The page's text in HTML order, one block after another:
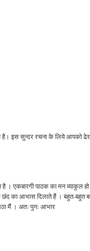
है। इस सुन्दर रचना के लिये आपको ढेर
। एकबारगी पाठक का मन व्याकुल
का आभास दिलाते हैं । बहुत-बहुत
मैं । अतः पुनः आभार